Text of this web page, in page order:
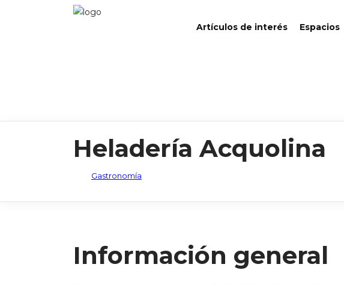
Artículos de interés Espacios
Heladería Acquolina
Gastronomía
Información general